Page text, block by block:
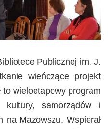
Publicznej im. J.
wieńczące projekt
to wieloetapowy program
kultury, samorządów i
na Mazowszu. Wspierał